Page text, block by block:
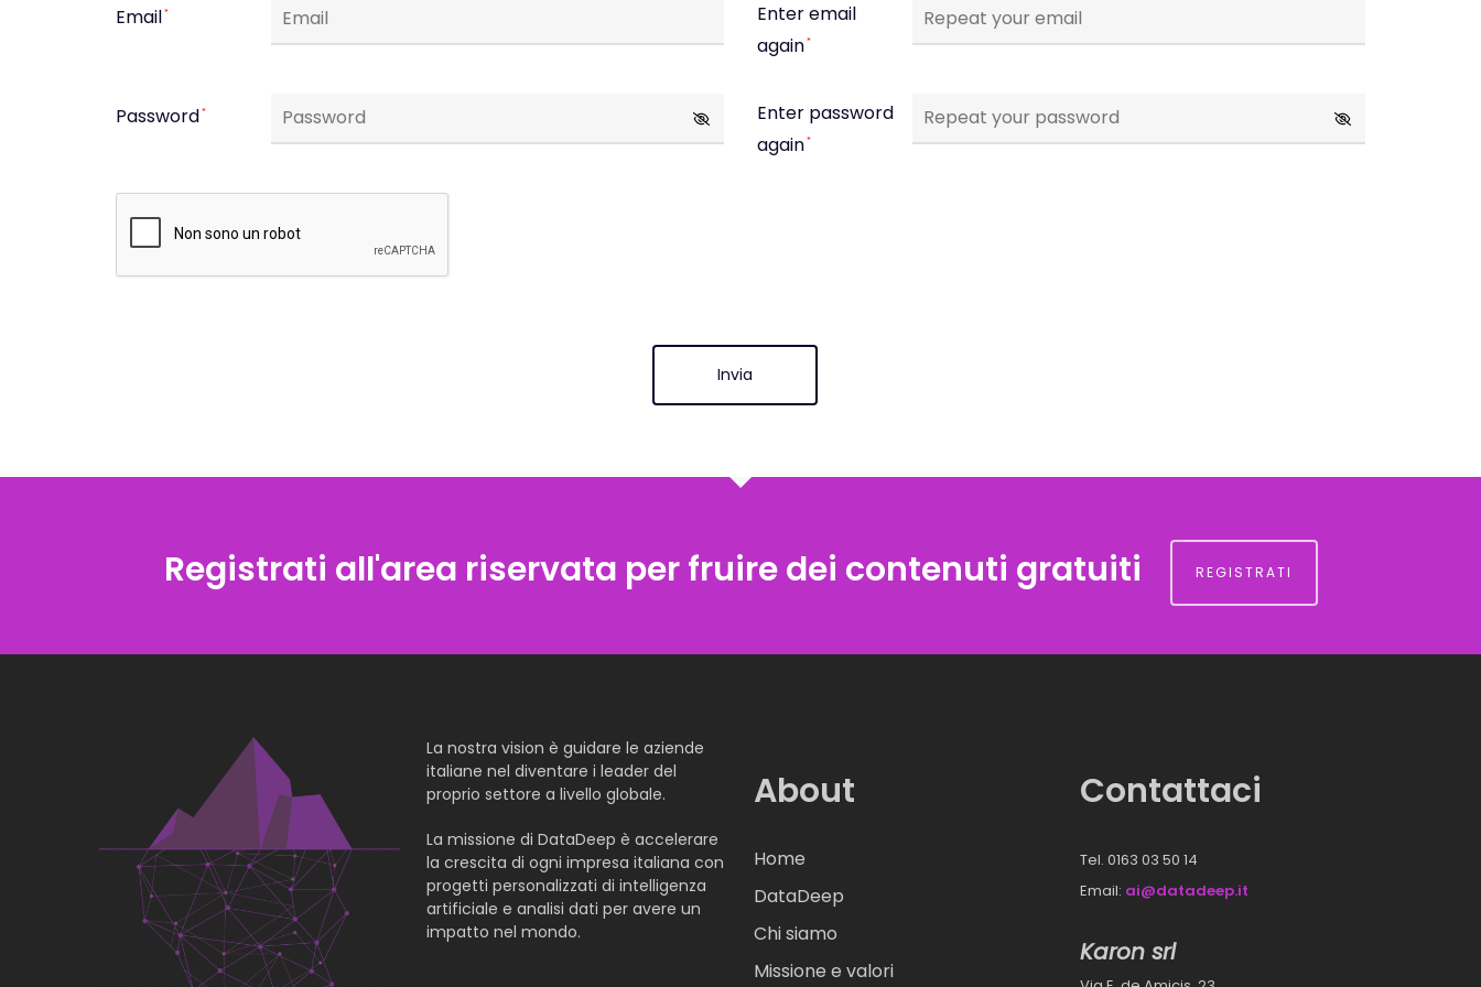
Email*
Enter email
again*
Password*
Enter password
again*
Registrati all'area riservata per fruire dei contenuti gratuiti REGISTRATI
La nostra vision è guidare le aziende
italiane nel diventare i leader del
proprio settore a livello globale.
La missione di DataDeep è accelerare
la crescita di ogni impresa italiana con
progetti personalizzati di intelligenza
artificiale e analisi dati per avere un
impatto nel mondo.
About
Home
DataDeep
Chi siamo
Missione e valori
Contattaci
Tel. 0163 03 50 14
Email: ai@datadeep.it
Karon srl